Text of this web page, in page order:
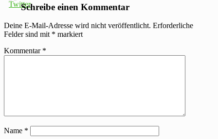
Schreibe einen Kommentar
Deine E-Mail-Adresse wird nicht veröffentlicht. Erforderliche
Felder sind mit * markiert
Kommentar *
Name *